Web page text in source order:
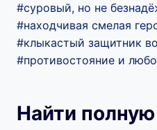
#суровый, но не
#находчивая смелая
#клыкастый защитник
#противостояние и
Найти полную